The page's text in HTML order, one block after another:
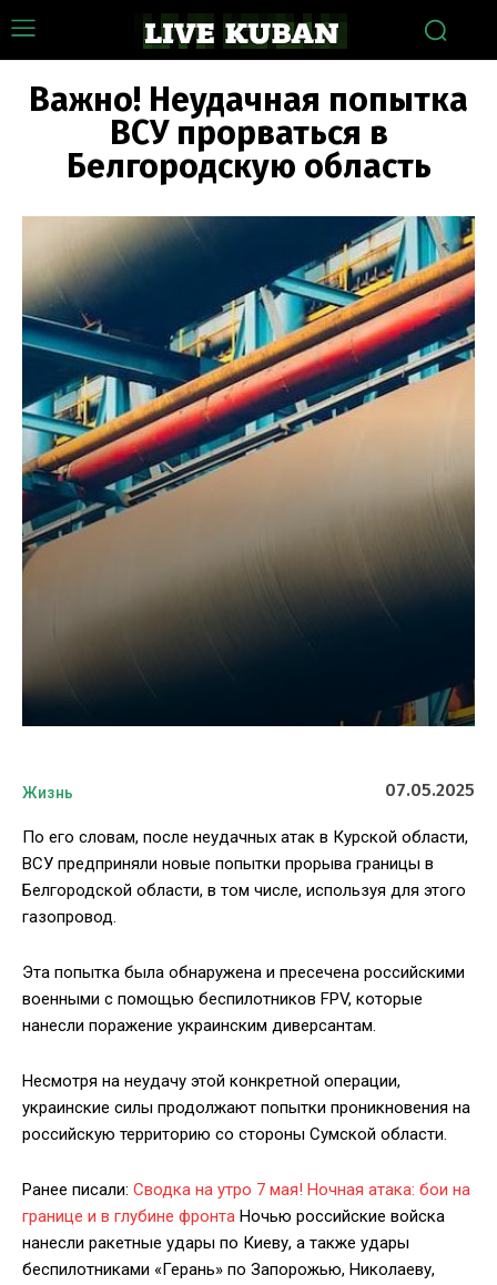
Важно! Неудачная попытка
ВСУ прорваться в
Белгородскую область
Жизнь 07.05.2025
По его словам, после неудачных атак в Курской области,
ВСУ предприняли новые попытки прорыва границы в
Белгородской области, в том числе, используя для этого
газопровод.
Эта попытка была обнаружена и пресечена российскими
военными с помощью беспилотников FPV, которые
нанесли поражение украинским диверсантам.
Несмотря на неудачу этой конкретной операции,
украинские силы продолжают попытки проникновения на
российскую территорию со стороны Сумской области.
Ранее писали: Сводка на утро 7 мая! Ночная атака: бои на
границе и в глубине фронта Ночью российские войска
нанесли ракетные удары по Киеву, а также удары
беспилотниками «Герань» по Запорожью, Николаеву,